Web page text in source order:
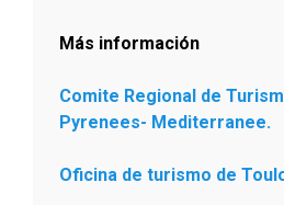
Más información
Comite Regional de
Pyrenees- Mediterranee.
Oficina de turismo de